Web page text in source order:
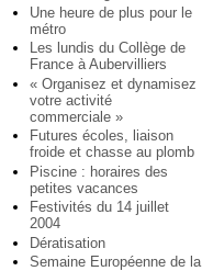
Une heure de plus pour le
métro
Les lundis du Collège de
France à Aubervilliers
« Organisez et dynamisez
votre activité
commerciale »
Futures écoles, liaison
froide et chasse au plomb
Piscine : horaires des
petites vacances
Festivités du 14 juillet
2004
Dératisation
Semaine Européenne de la